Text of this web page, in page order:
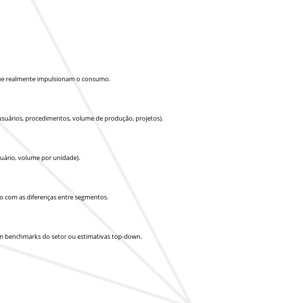
realmente impulsionam o consumo.
procedimentos, volume de produção, projetos).
volume por unidade).
com as diferenças entre segmentos.
benchmarks do setor ou estimativas top-down.